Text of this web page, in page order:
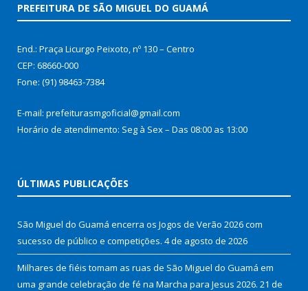
PREFEITURA DE SÃO MIGUEL DO GUAMÁ
End.: Praça Licurgo Peixoto, nº 130 – Centro
CEP: 68660-000
Fone: (91) 98463-7384
E-mail: prefeiturasmgoficial@gmail.com
Horário de atendimento: Seg à Sex – Das 08:00 as 13:00
ÚLTIMAS PUBLICAÇÕES
São Miguel do Guamá encerra os Jogos de Verão 2026 com
sucesso de público e competições. 4 de agosto de 2026
Milhares de fiéis tomam as ruas de São Miguel do Guamá em
uma grande celebração de fé na Marcha para Jesus 2026. 21 de